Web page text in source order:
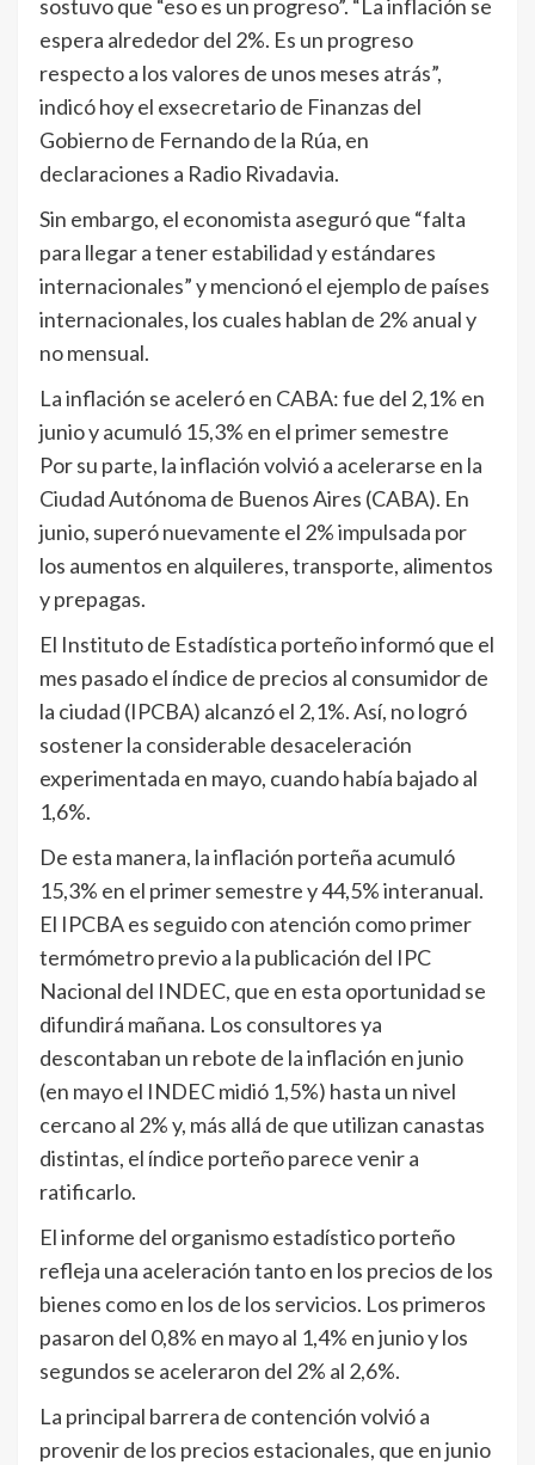
sostuvo que “eso es un progreso”. “La inflación se
espera alrededor del 2%. Es un progreso
respecto a los valores de unos meses atrás”,
indicó hoy el exsecretario de Finanzas del
Gobierno de Fernando de la Rúa, en
declaraciones a Radio Rivadavia.
Sin embargo, el economista aseguró que “falta
para llegar a tener estabilidad y estándares
internacionales” y mencionó el ejemplo de países
internacionales, los cuales hablan de 2% anual y
no mensual.
La inflación se aceleró en CABA: fue del 2,1% en
junio y acumuló 15,3% en el primer semestre
Por su parte, la inflación volvió a acelerarse en la
Ciudad Autónoma de Buenos Aires (CABA). En
junio, superó nuevamente el 2% impulsada por
los aumentos en alquileres, transporte, alimentos
y prepagas.
El Instituto de Estadística porteño informó que el
mes pasado el índice de precios al consumidor de
la ciudad (IPCBA) alcanzó el 2,1%. Así, no logró
sostener la considerable desaceleración
experimentada en mayo, cuando había bajado al
1,6%.
De esta manera, la inflación porteña acumuló
15,3% en el primer semestre y 44,5% interanual.
El IPCBA es seguido con atención como primer
termómetro previo a la publicación del IPC
Nacional del INDEC, que en esta oportunidad se
difundirá mañana. Los consultores ya
descontaban un rebote de la inflación en junio
(en mayo el INDEC midió 1,5%) hasta un nivel
cercano al 2% y, más allá de que utilizan canastas
distintas, el índice porteño parece venir a
ratificarlo.
El informe del organismo estadístico porteño
refleja una aceleración tanto en los precios de los
bienes como en los de los servicios. Los primeros
pasaron del 0,8% en mayo al 1,4% en junio y los
segundos se aceleraron del 2% al 2,6%.
La principal barrera de contención volvió a
provenir de los precios estacionales, que en junio